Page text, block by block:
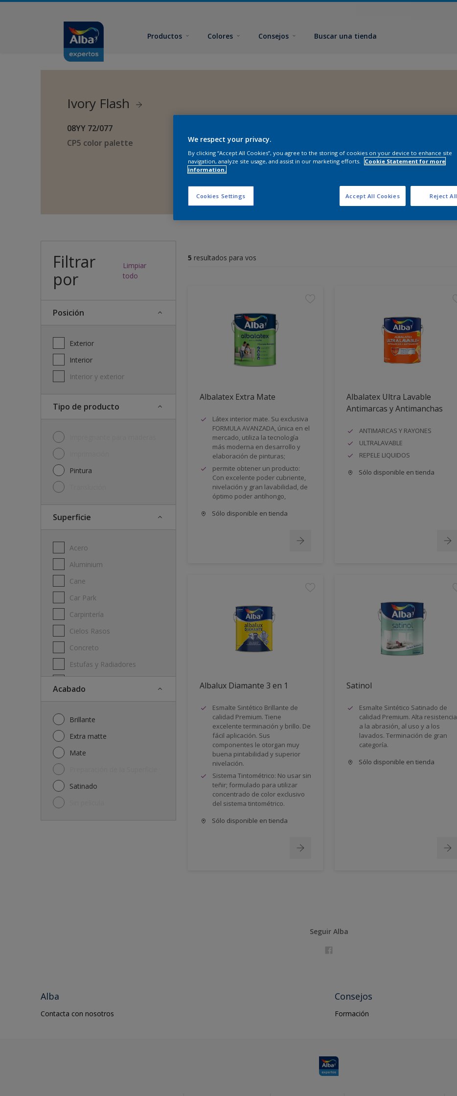
Productos Colores Consejos Buscar una tienda
Ivory Flash
08YY 72/077
CP5 color palette
Filtrar
por
Limpiar
todo
posición
Exterior
Interior
Interior y exterior
Tipo de producto
Pintura
Superficie
Acero
Aluminium
Cane
Car Park
Carpintería
Cielos Rasos
Concreto
Estufas y Radiadores
Acabado
Brillante
Extra matte
Mate
Satinado
5 resultados para vos
Albalatex Extra Mate
Látex interior mate. Su exclusiva
FORMULA AVANZADA, única en el
mercado, utiliza la tecnología
más moderna en desarrollo y
elaboración de pinturas;
permite obtener un producto:
Con excelente poder cubriente,
nivelación y gran lavabilidad, de
óptimo poder antihongo,
Sólo disponible en tienda
Albalatex Ultra Lavable
Antimarcas y Antimanchas
ANTIMARCAS Y RAYONES
ULTRALAVABLE
REPELE LIQUIDOS
Sólo disponible en tienda
Albalux Diamante 3 en 1
Esmalte Sintético Brillante de
calidad Premium. Tiene
excelente terminación y brillo. De
fácil aplicación. Sus
componentes le otorgan muy
buena pintabilidad y superior
nivelación.
Sistema Tintométrico: No usar sin
teñir; formulado para utilizar
concentrado de color exclusivo
del sistema tintométrico.
Sólo disponible en tienda
Satinol
Esmalte Sintético Satinado de
calidad Premium. Alta resistencia
a la abrasión, al uso y a los
lavados. Terminación de gran
categoría.
Sólo disponible en tienda
Seguir Alba
Alba
Contacta con nosotros
Consejos
Formación
We respect your privacy.
By clicking “Accept All Cookies”, you agree to the storing of cookies on your device to enhance site
navigation, analyze site usage, and assist in our marketing efforts.
Cookie Statement for more
information.
Cookies Settings Reject All
Accept All Cookies